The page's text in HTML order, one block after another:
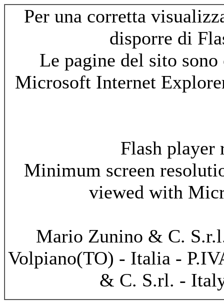
Per una corretta
disporre di
Le pagine del sito
Microsoft Internet
Flash
Minimum screen
viewed with
Mario Zunino & C.
Volpiano(TO) - Italia -
& C. S.rl. -